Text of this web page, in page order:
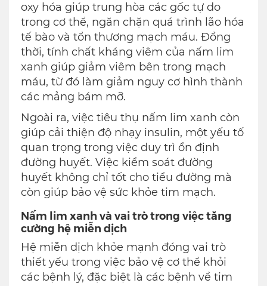
oxy hóa giúp trung hòa các gốc tự do
trong cơ thể, ngăn chặn quá trình lão hóa
tế bào và tổn thương mạch máu. Đồng
thời, tính chất kháng viêm của nấm lim
xanh giúp giảm viêm bên trong mạch
máu, từ đó làm giảm nguy cơ hình thành
các mảng bám mỡ.
Ngoài ra, việc tiêu thụ nấm lim xanh còn
giúp cải thiện độ nhạy insulin, một yếu tố
quan trọng trong việc duy trì ổn định
đường huyết. Việc kiểm soát đường
huyết không chỉ tốt cho tiểu đường mà
còn giúp bảo vệ sức khỏe tim mạch.
Nấm lim xanh và vai trò trong việc tăng
cường hệ miễn dịch
Hệ miễn dịch khỏe mạnh đóng vai trò
thiết yếu trong việc bảo vệ cơ thể khỏi
các bệnh lý, đặc biệt là các bệnh về tim